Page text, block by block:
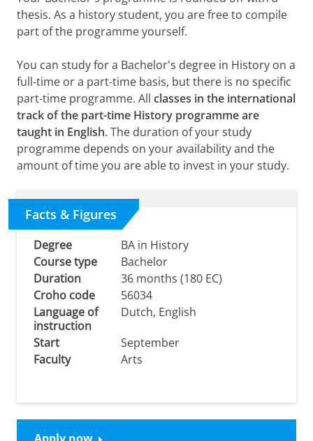
thesis. As a history student, you are free to compile
part of the programme yourself.
You can study for a Bachelor's degree in History on a
full-time or a part-time basis, but there is no specific
part-time programme. All classes in the international
track of the part-time History programme are
taught in English. The duration of your study
programme depends on your availability and the
amount of time you are able to invest in your study.
Facts & Figures
Degree
BA in History
Course type
Bachelor
Duration
36 months (180 EC)
Croho code
56034
Language of
instruction
Dutch, English
Start
September
Faculty
Arts